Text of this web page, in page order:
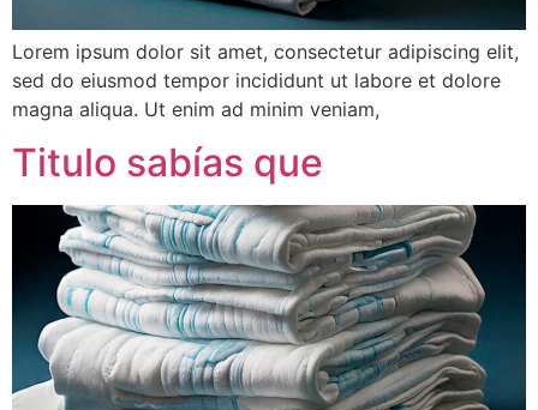
Lorem ipsum dolor sit amet, consectetur adipiscing elit,
sed do eiusmod tempor incididunt ut labore et dolore
magna aliqua. Ut enim ad minim veniam,
Titulo sabías que